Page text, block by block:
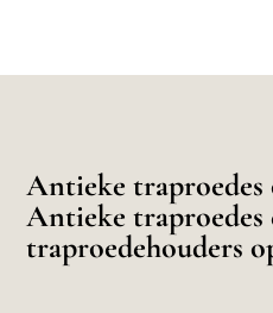
Antieke traproedes
Antieke traproedes
traproedehouders